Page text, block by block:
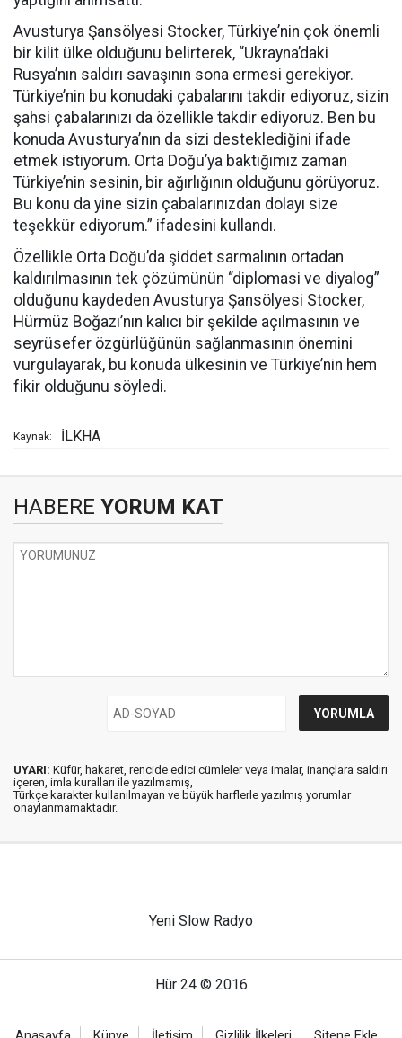
Avusturya Şansölyesi Stocker, Türkiye’nin çok önemli
bir kilit ülke olduğunu belirterek, “Ukrayna’daki
Rusya’nın saldırı savaşının sona ermesi gerekiyor.
Türkiye’nin bu konudaki çabalarını takdir ediyoruz, sizin
şahsi çabalarınızı da özellikle takdir ediyoruz. Ben bu
konuda Avusturya’nın da sizi desteklediğini ifade
etmek istiyorum. Orta Doğu’ya baktığımız zaman
Türkiye’nin sesinin, bir ağırlığının olduğunu görüyoruz.
Bu konu da yine sizin çabalarınızdan dolayı size
teşekkür ediyorum.” ifadesini kullandı.
Özellikle Orta Doğu’da şiddet sarmalının ortadan
kaldırılmasının tek çözümünün “diplomasi ve diyalog”
olduğunu kaydeden Avusturya Şansölyesi Stocker,
Hürmüz Boğazı’nın kalıcı bir şekilde açılmasının ve
seyrüsefer özgürlüğünün sağlanmasının önemini
vurgulayarak, bu konuda ülkesinin ve Türkiye’nin hem
fikir olduğunu söyledi.
Kaynak: İLKHA
HABERE YORUM KAT
UYARI: Küfür, hakaret, rencide edici cümleler veya imalar, inançlara saldırı
içeren, imla kuralları ile yazılmamış,
Türkçe karakter kullanılmayan ve büyük harflerle yazılmış yorumlar
onaylanmamaktadır.
Yeni Slow Radyo
Hür 24 © 2016